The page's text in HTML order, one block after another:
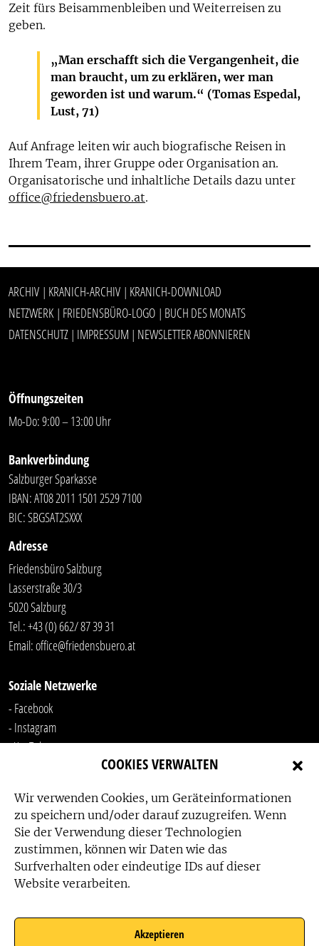
COOKIES VERWALTEN
Wir verwenden Cookies, um Geräteinformationen
zu speichern und/oder darauf zuzugreifen. Wenn
Sie der Verwendung dieser Technologien
zustimmen, können wir Daten wie das
Surfverhalten oder eindeutige IDs auf dieser
Website verarbeiten.
Akzeptieren
Zeit fürs Beisammenbleiben und Weiterreisen zu
geben.
„Man erschafft sich die Vergangenheit, die
man braucht, um zu erklären, wer man
geworden ist und warum.“ (Tomas Espedal,
Lust, 71)
Auf Anfrage leiten wir auch biografische Reisen in
Ihrem Team, ihrer Gruppe oder Organisation an.
Organisatorische und inhaltliche Details dazu unter
office@friedensbuero.at.
ARCHIV | KRANICH-ARCHIV | KRANICH-DOWNLOAD
NETZWERK | FRIEDENSBÜRO-LOGO | BUCH DES MONATS
DATENSCHUTZ | IMPRESSUM | NEWSLETTER ABONNIEREN
Öffnungszeiten
Mo-Do: 9:00 – 13:00 Uhr
Bankverbindung
Salzburger Sparkasse
IBAN: AT08 2011 1501 2529 7100
BIC: SBGSAT2SXXX
Adresse
Friedensbüro Salzburg
Lasserstraße 30/3
5020 Salzburg
Tel.:+43 (0) 662/ 87 39 31
Email:office@friedensbuero.at
Soziale Netzwerke
- Facebook
- Instagram
- YouTube